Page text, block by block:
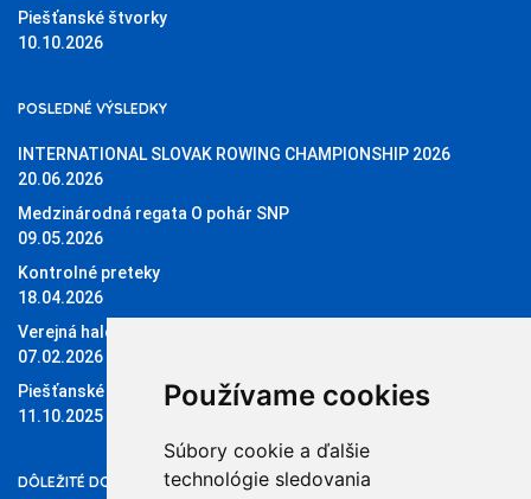
Používame cookies
Súbory cookie a ďalšie
technológie sledovania
Piešťanské štvorky
10.10.2026
POSLEDNÉ VÝSLEDKY
INTERNATIONAL SLOVAK ROWING CHAMPIONSHIP 2026
20.06.2026
Medzinárodná regata O pohár SNP
09.05.2026
Kontrolné preteky
18.04.2026
Verejná halová regata O pohár Sĺňavy
07.02.2026
Piešťanské štvorky 11.10.2025
11.10.2025
DÔLEŽITÉ DOKUMENTY